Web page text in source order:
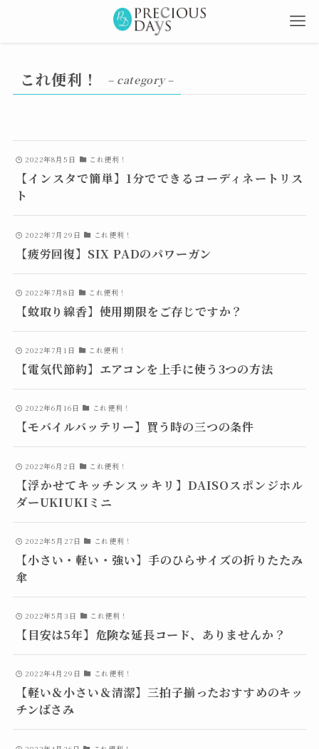
これ便利！ – category –
2022年8月5日 これ便利！
【インスタで簡単】1分でできるコーディネートリス
ト
2022年7月29日 これ便利！
【疲労回復】SIX PADのパワーガン
2022年7月8日 これ便利！
【蚊取り線香】使用期限をご存じですか？
2022年7月1日 これ便利！
【電気代節約】エアコンを上手に使う3つの方法
2022年6月16日 これ便利！
【モバイルバッテリー】買う時の三つの条件
2022年6月2日 これ便利！
【浮かせてキッチンスッキリ】DAISOスポンジホル
ダーUKIUKIミニ
2022年5月27日 これ便利！
【小さい・軽い・強い】手のひらサイズの折りたたみ
傘
2022年5月3日 これ便利！
【目安は5年】危険な延長コード、ありませんか？
2022年4月29日 これ便利！
【軽い＆小さい＆清潔】三拍子揃ったおすすめのキッ
チンばさみ